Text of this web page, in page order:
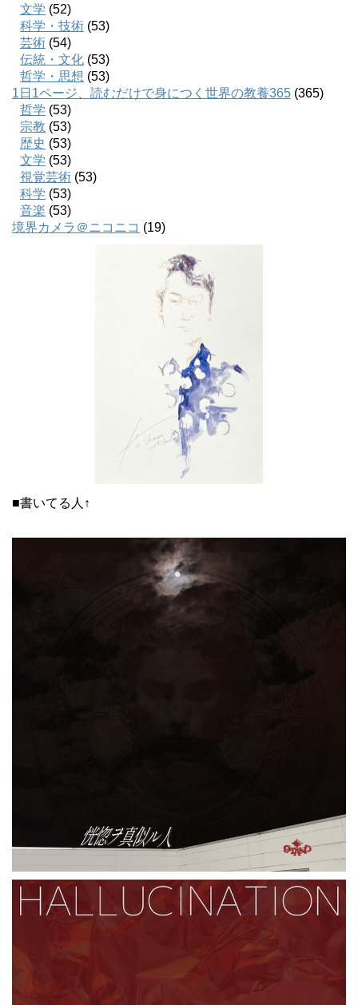
文学 (52)
科学・技術 (53)
芸術 (54)
伝統・文化 (53)
哲学・思想 (53)
1日1ページ、読むだけで身につく世界の教養365 (365)
哲学 (53)
宗教 (53)
歴史 (53)
文学 (53)
視覚芸術 (53)
科学 (53)
音楽 (53)
境界カメラ＠ニコニコ (19)
■書いてる人↑